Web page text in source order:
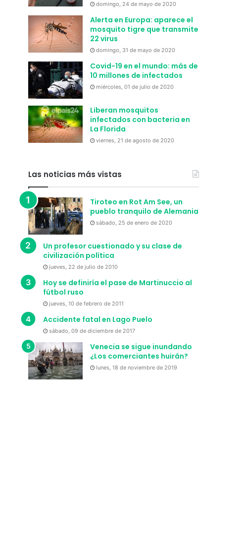
domingo, 24 de mayo de 2020
Alerta en Europa: aparece el
mosquito tigre que transmite
22 virus
domingo, 31 de mayo de 2020
Covid-19 en el mundo: más de
10 millones de infectados
miércoles, 01 de julio de 2020
Liberan mosquitos
infectados con bacteria en
La Florida
viernes, 21 de agosto de 2020
Las noticias más vistas
Tiroteo en Rot Am See, un
pueblo tranquilo de Alemania
sábado, 25 de enero de 2020
Un profesor cuestionado y su clase de
civilización política
jueves, 22 de julio de 2010
Hoy se definiría el pase de Martinuccio al
fútbol ruso
jueves, 10 de febrero de 2011
Accidente fatal en Lago Puelo
sábado, 09 de diciembre de 2017
Venecia se sigue inundando
¿Los comerciantes huirán?
lunes, 18 de noviembre de 2019